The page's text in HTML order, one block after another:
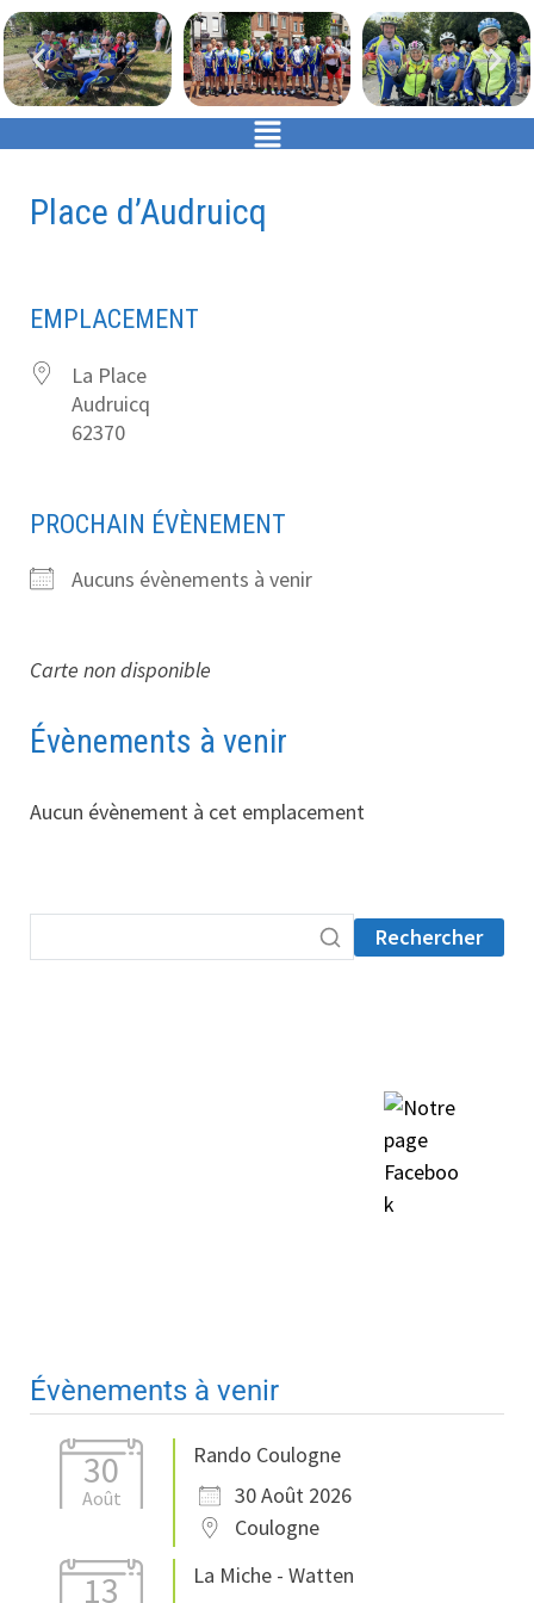
Place d’Audruicq
EMPLACEMENT
La Place
Audruicq
62370
PROCHAIN ÉVÈNEMENT
Aucuns évènements à venir
Carte non disponible
Évènements à venir
Aucun évènement à cet emplacement
Rechercher
Évènements à venir
30
Août
Rando Coulogne
30 Août 2026
Coulogne
13
La Miche - Watten